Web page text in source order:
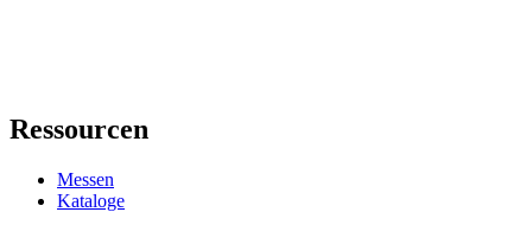
Ressourcen
Messen
Kataloge